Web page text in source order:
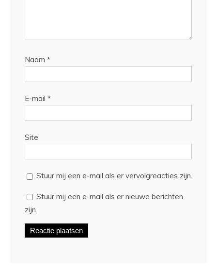
Naam *
E-mail *
Site
Stuur mij een e-mail als er vervolgreacties zijn.
Stuur mij een e-mail als er nieuwe berichten
zijn.